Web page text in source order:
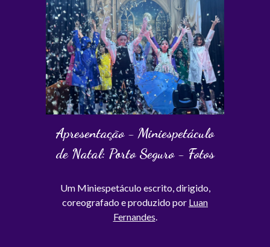
Apresentação - Miniespetáculo
de Natal: Porto Seguro - Fotos
Um Miniespetáculoescrito, dirigido,
coreografado e produzido por Luan
Fernandes